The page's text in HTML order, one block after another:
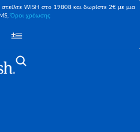
WISH στο 19808 και δωρίστε 2€ με μια
Όροι χρέωσης